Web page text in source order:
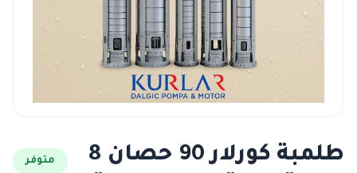
طلمبة كورلار 90 حصان 8
متوفر